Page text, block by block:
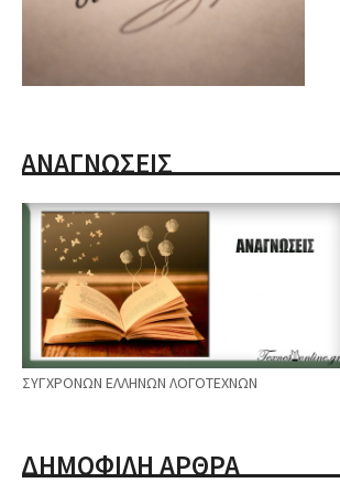
ΑΝΑΓΝΩΣΕΙΣ
ΣΥΓΧΡΟΝΩΝ ΕΛΛΗΝΩΝ ΛΟΓΟΤΕΧΝΩΝ
ΔΗΜΟΦΙΛΗ ΑΡΘΡΑ